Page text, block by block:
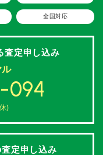
全国対応
査定申し込み
ル
094
)
査定申し込み